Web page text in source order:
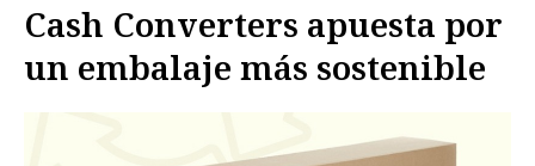
Cash Converters apuesta por
un embalaje más sostenible